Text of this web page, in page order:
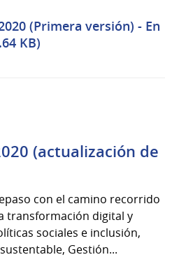
(Primera versión) - En
KB)
(actualización de
con el camino recorrido
transformación digital y
sociales e inclusión,
Gestión...